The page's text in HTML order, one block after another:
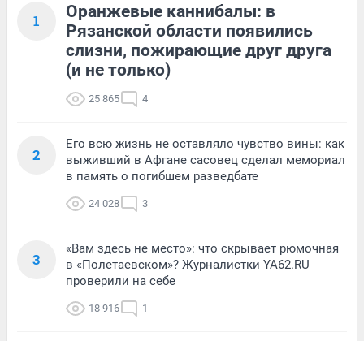
1
Оранжевые каннибалы: в
Рязанской области появились
слизни, пожирающие друг друга
(и не только)
25 865 4
2
Его всю жизнь не оставляло чувство вины: как
выживший в Афгане сасовец сделал мемориал
в память о погибшем разведбате
24 028 3
3
«Вам здесь не место»: что скрывает рюмочная
в «Полетаевском»? Журналистки YA62.RU
проверили на себе
18 916 1